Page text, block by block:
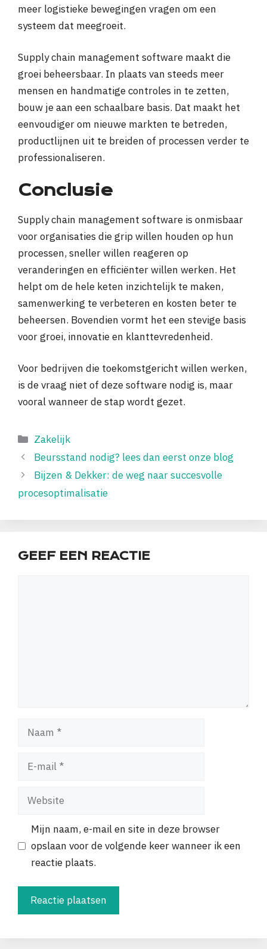
meer logistieke bewegingen vragen om een
systeem dat meegroeit.
Supply chain management software maakt die
groei beheersbaar. In plaats van steeds meer
mensen en handmatige controles in te zetten,
bouw je aan een schaalbare basis. Dat maakt het
eenvoudiger om nieuwe markten te betreden,
productlijnen uit te breiden of processen verder te
professionaliseren.
Conclusie
Supply chain management software is onmisbaar
voor organisaties die grip willen houden op hun
processen, sneller willen reageren op
veranderingen en efficiënter willen werken. Het
helpt om de hele keten inzichtelijk te maken,
samenwerking te verbeteren en kosten beter te
beheersen. Bovendien vormt het een stevige basis
voor groei, innovatie en klanttevredenheid.
Voor bedrijven die toekomstgericht willen werken,
is de vraag niet of deze software nodig is, maar
vooral wanneer de stap wordt gezet.
Categorieën
Zakelijk
Beursstand nodig? lees dan eerst onze blog
Bijzen & Dekker: de weg naar succesvolle
procesoptimalisatie
GEEF EEN REACTIE
Naam
Website
Mijn naam, e-mail en site in deze browser
opslaan voor de volgende keer wanneer ik een
reactie plaats.